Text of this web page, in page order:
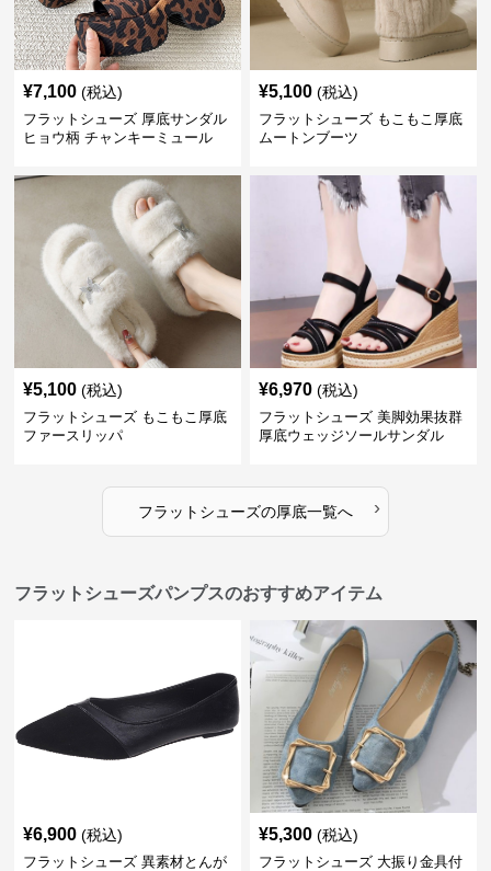
¥7,100 (税込)
フラットシューズ 厚底サンダル
ヒョウ柄 チャンキーミュール
¥5,100 (税込)
フラットシューズ もこもこ厚底
ムートンブーツ
¥5,100 (税込)
フラットシューズ もこもこ厚底
ファースリッパ
¥6,970 (税込)
フラットシューズ 美脚効果抜群
厚底ウェッジソールサンダル
フラットシューズの厚底一覧へ ›
フラットシューズパンプスのおすすめアイテム
¥6,900 (税込)
フラットシューズ 異素材とんが
¥5,300 (税込)
フラットシューズ 大振り金具付